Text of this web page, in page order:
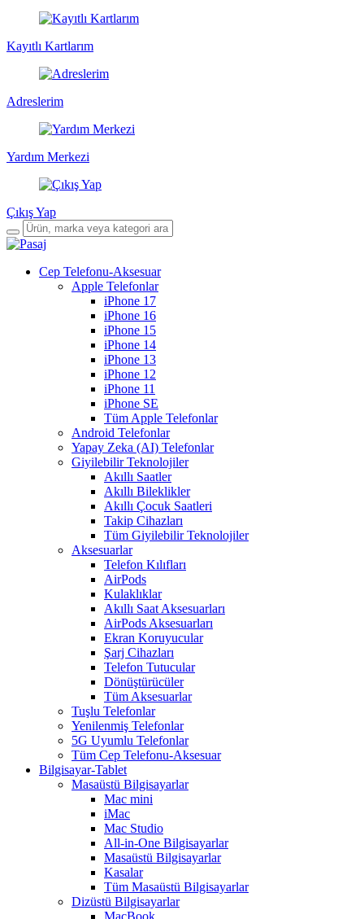
Kayıtlı Kartlarım
Adreslerim
Yardım Merkezi
Çıkış Yap
Cep Telefonu-Aksesuar
Apple Telefonlar
iPhone 17
iPhone 16
iPhone 15
iPhone 14
iPhone 13
iPhone 12
iPhone 11
iPhone SE
Tüm Apple Telefonlar
Android Telefonlar
Yapay Zeka (AI) Telefonlar
Giyilebilir Teknolojiler
Akıllı Saatler
Akıllı Bileklikler
Akıllı Çocuk Saatleri
Takip Cihazları
Tüm Giyilebilir Teknolojiler
Aksesuarlar
Telefon Kılıfları
AirPods
Kulaklıklar
Akıllı Saat Aksesuarları
AirPods Aksesuarları
Ekran Koruyucular
Şarj Cihazları
Telefon Tutucular
Dönüştürücüler
Tüm Aksesuarlar
Tuşlu Telefonlar
Yenilenmiş Telefonlar
5G Uyumlu Telefonlar
Tüm Cep Telefonu-Aksesuar
Bilgisayar-Tablet
Masaüstü Bilgisayarlar
Mac mini
iMac
Mac Studio
All-in-One Bilgisayarlar
Masaüstü Bilgisayarlar
Kasalar
Tüm Masaüstü Bilgisayarlar
Dizüstü Bilgisayarlar
MacBook